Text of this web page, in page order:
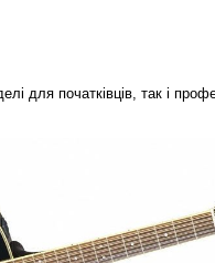
для початківців, так і